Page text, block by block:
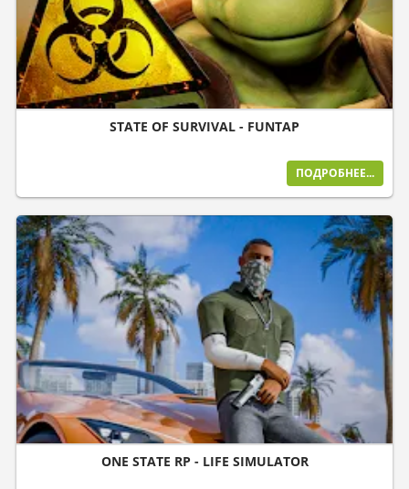
STATE OF SURVIVAL - FUNTAP
ПОДРОБНЕЕ...
ONE STATE RP - LIFE SIMULATOR